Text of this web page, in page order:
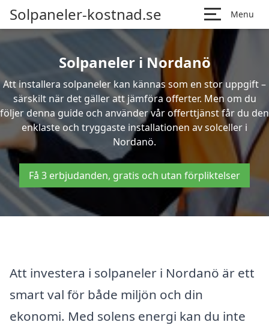
Solpaneler-kostnad.se Menu
Solpaneler i Nordanö
Att installera solpaneler kan kännas som en stor uppgift –
särskilt när det gäller att jämföra offerter. Men om du
följer denna guide och använder vår offerttjänst får du den
enklaste och tryggaste installationen av solceller i
Nordanö.
Få 3 erbjudanden, gratis och utan förpliktelser
Att investera i solpaneler i Nordanö är ett
smart val för både miljön och din
ekonomi. Med solens energi kan du inte